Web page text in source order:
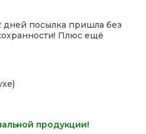
дней посылка пришла без
Плюс ещё
продукции!